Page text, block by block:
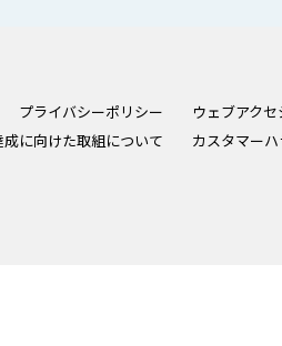
プライバシーポリシー ウェブアク
成に向けた取組について
カスタマー